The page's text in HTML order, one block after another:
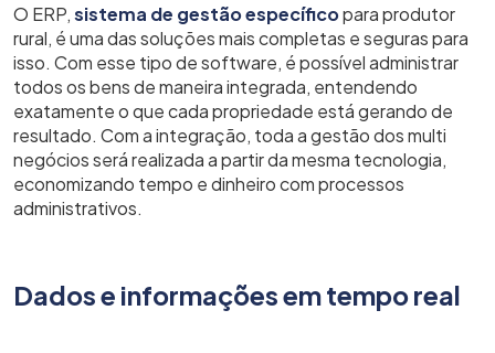
O ERP,sistema de gestão específicopara produtor
rural, é uma das soluções mais completas e seguras para
isso. Com esse tipo de software, é possível administrar
todos os bens de maneira integrada, entendendo
exatamente o que cada propriedade está gerando de
resultado. Com a integração, toda a gestão dos multi
negócios será realizada a partir da mesma tecnologia,
economizando tempo e dinheiro com processos
administrativos.
Dados e informações em tempo real